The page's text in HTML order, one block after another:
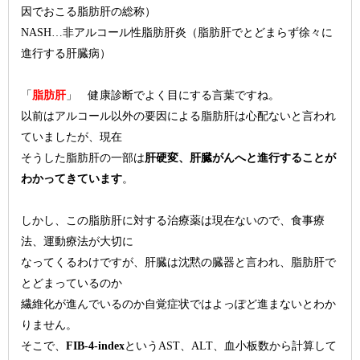
因でおこる脂肪肝の総称）
NASH…非アルコール性脂肪肝炎（脂肪肝でとどまらず徐々に
進行する肝臓病）
「 脂肪肝」 健康診断でよく目にする言葉ですね。
以前はアルコール以外の要因による脂肪肝は心配ないと言われ
ていましたが、現在
そうした脂肪肝の一部は肝硬変、肝臓がんへと進行することが
わかってきています。
しかし、この脂肪肝に対する治療薬は現在ないので、食事療
法、運動療法が大切に
なってくるわけですが、肝臓は沈黙の臓器と言われ、脂肪肝で
とどまっているのか
繊維化が進んでいるのか自覚症状ではよっぽど進まないとわか
りません。
そこで、 FIB-4-indexというAST、ALT、血小板数から計算して